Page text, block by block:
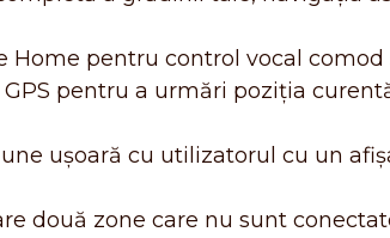
Home pentru control vocal comod
pentru a urmări poziția
ușoară cu utilizatorul cu un
două zone care nu sunt